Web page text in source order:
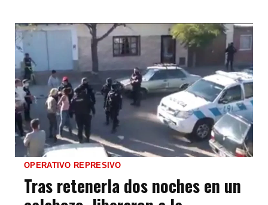
OPERATIVO REPRESIVO
Tras retenerla dos noches en un